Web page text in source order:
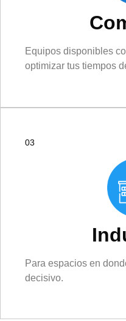
Equipos disponibles
optimizar tus tiempos
03
Para espacios en
decisivo.